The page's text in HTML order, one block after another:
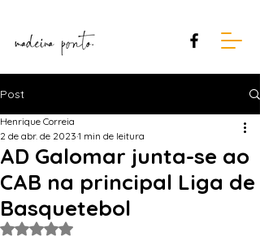
Post
AD Galomar junta-se ao
CAB na principal Liga de
Basquetebol
Henrique Correia
2 de abr. de 2023 1 min de leitura
Avaliado com NaN de 5 estrelas.